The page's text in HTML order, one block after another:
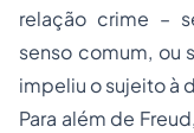
relação crime –
senso comum, ou
impeliu o sujeito à
Para além de